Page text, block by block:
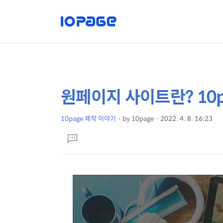
상
세
컨
텐
본
문
제
원페이지 사이트란?
10page 제작 이야기 by10page 2022. 4. 8. 16:23
문댓
글